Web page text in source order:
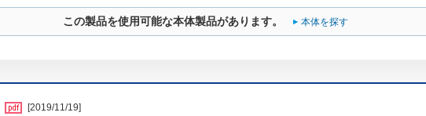
この製品を使用可能な本体製品があります。 本体を探す
[2019/11/19]